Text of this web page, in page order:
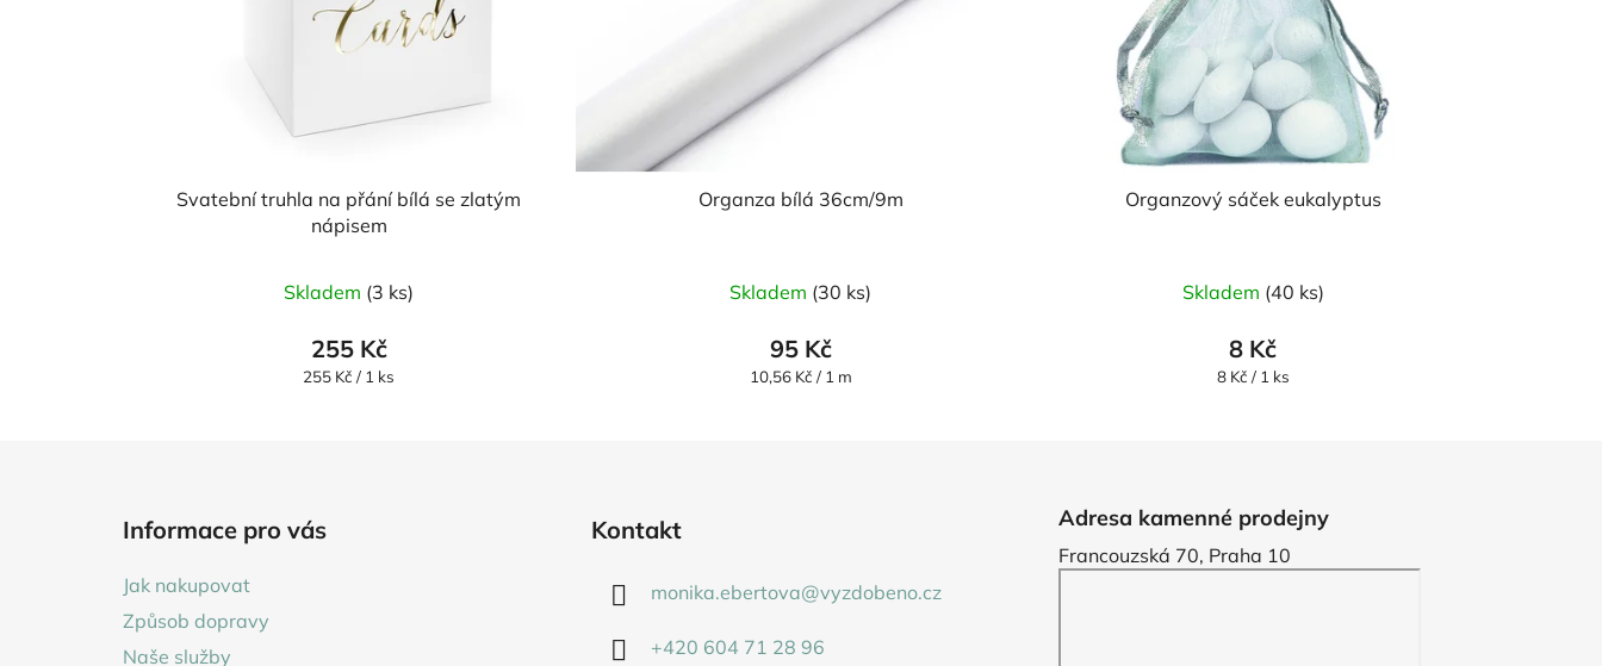
Svatební truhla na přání bílá se zlatým
nápisem
Skladem (3 ks)
255 Kč
Měrná
255 Kč / 1 ks
Organza bílá 36cm/9m
hodnocení
produktu
je
Skladem (30 ks)
95 Kč
Měrná
10,56 Kč / 1 m
Organzový sáček eukalyptus
Skladem (40 ks)
8 Kč
Měrná
8 Kč / 1 ks
Informace pro vás
Jak nakupovat
Způsob dopravy
Naše služby
Kontakt
monika.ebertova@vyzdobeno.cz
+420 604 71 28 96
Adresa kamenné prodejny
Francouzská 70, Praha 10